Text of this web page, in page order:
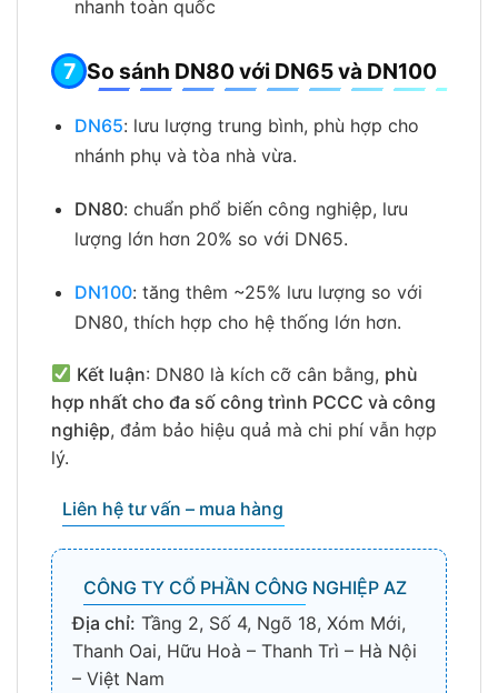
nhanh toàn quốc
So sánh DN80 với DN65 và DN100
DN65: lưu lượng trung bình, phù hợp cho
nhánh phụ và tòa nhà vừa.
DN80: chuẩn phổ biến công nghiệp, lưu
lượng lớn hơn 20% so với DN65.
DN100: tăng thêm ~25% lưu lượng so với
DN80, thích hợp cho hệ thống lớn hơn.
Kết luận: DN80 là kích cỡ cân bằng, phù
hợp nhất cho đa số công trình PCCC và công
nghiệp, đảm bảo hiệu quả mà chi phí vẫn hợp
lý.
Liên hệ tư vấn – mua hàng
CÔNG TY CỔ PHẦN CÔNG NGHIỆP AZ
Địa chỉ: Tầng 2, Số 4, Ngõ 18, Xóm Mới,
Thanh Oai, Hữu Hoà – Thanh Trì – Hà Nội
– Việt Nam